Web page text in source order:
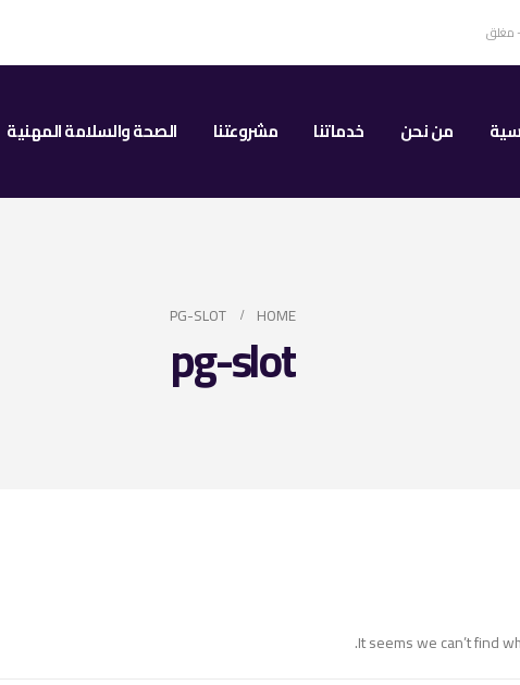
من نحن خدماتنا مشروعتنا الصحة والسلامة المهنية
HOME
PG-SLOT
pg-slot
It seems we can’t find